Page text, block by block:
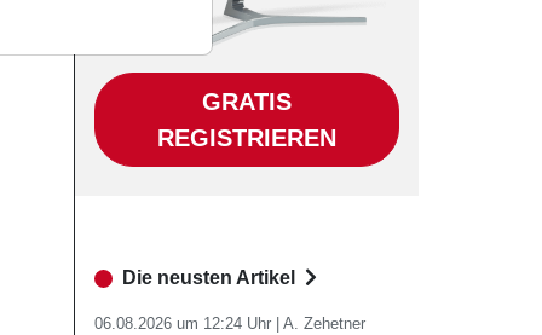
GRATIS
REGISTRIEREN
Die neusten Artikel
06.08.2026 um 12:24 Uhr | A. Zehetner